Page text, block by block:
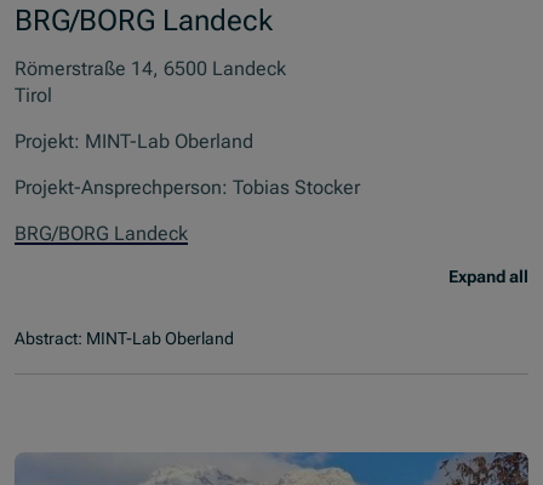
BRG/BORG Landeck
Römerstraße 14, 6500 Landeck
Tirol
Projekt: MINT-Lab Oberland
Projekt-Ansprechperson: Tobias Stocker
BRG/BORG Landeck
Expand all
Abstract: MINT-Lab Oberland